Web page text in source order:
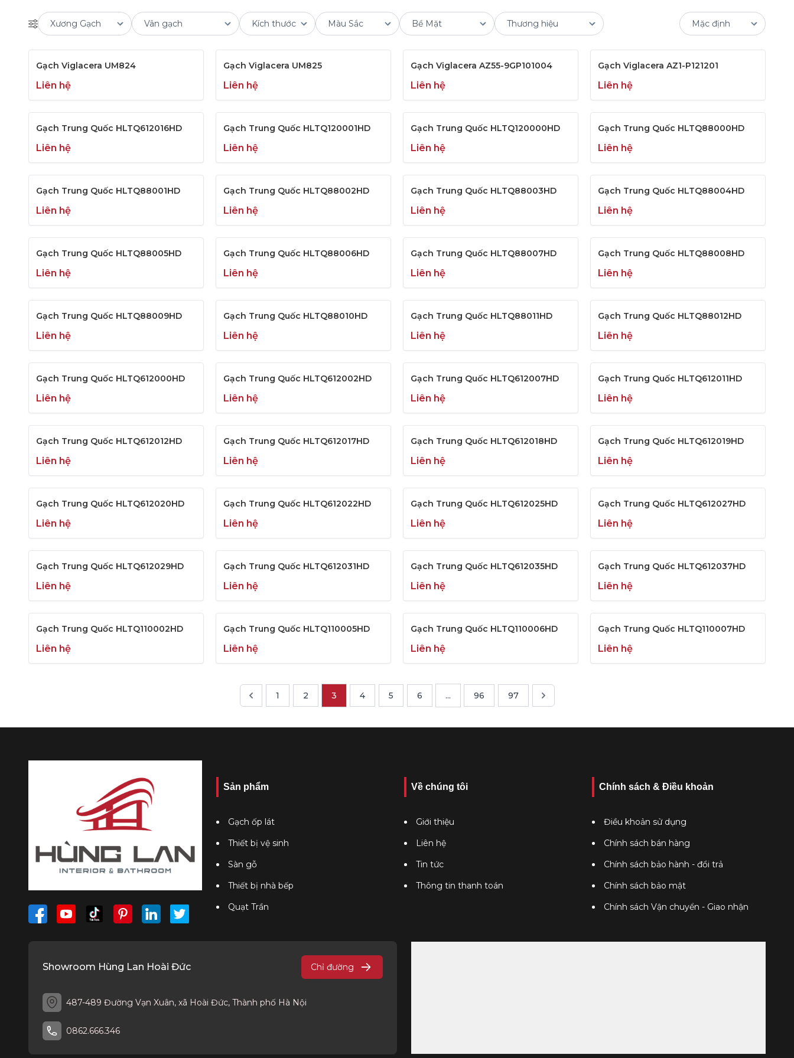
Gạch Viglacera UM824
Liên hệ
Gạch Viglacera UM825
Liên hệ
Gạch Viglacera AZ55-9GP101004
Liên hệ
Gạch Viglacera AZ1-P121201
Liên hệ
Gạch Trung Quốc HLTQ612016HD
Liên hệ
Gạch Trung Quốc HLTQ120001HD
Liên hệ
Gạch Trung Quốc HLTQ120000HD
Liên hệ
Gạch Trung Quốc HLTQ88000HD
Liên hệ
Gạch Trung Quốc HLTQ88001HD
Liên hệ
Gạch Trung Quốc HLTQ88002HD
Liên hệ
Gạch Trung Quốc HLTQ88003HD
Liên hệ
Gạch Trung Quốc HLTQ88004HD
Liên hệ
Gạch Trung Quốc HLTQ88005HD
Liên hệ
Gạch Trung Quốc HLTQ88006HD
Liên hệ
Gạch Trung Quốc HLTQ88007HD
Liên hệ
Gạch Trung Quốc HLTQ88008HD
Liên hệ
Gạch Trung Quốc HLTQ88009HD
Liên hệ
Gạch Trung Quốc HLTQ88010HD
Liên hệ
Gạch Trung Quốc HLTQ88011HD
Liên hệ
Gạch Trung Quốc HLTQ88012HD
Liên hệ
Gạch Trung Quốc HLTQ612000HD
Liên hệ
Gạch Trung Quốc HLTQ612002HD
Liên hệ
Gạch Trung Quốc HLTQ612007HD
Liên hệ
Gạch Trung Quốc HLTQ612011HD
Liên hệ
Gạch Trung Quốc HLTQ612012HD
Liên hệ
Gạch Trung Quốc HLTQ612017HD
Liên hệ
Gạch Trung Quốc HLTQ612018HD
Liên hệ
Gạch Trung Quốc HLTQ612019HD
Liên hệ
Gạch Trung Quốc HLTQ612020HD
Liên hệ
Gạch Trung Quốc HLTQ612022HD
Liên hệ
Gạch Trung Quốc HLTQ612025HD
Liên hệ
Gạch Trung Quốc HLTQ612027HD
Liên hệ
Gạch Trung Quốc HLTQ612029HD
Liên hệ
Gạch Trung Quốc HLTQ612031HD
Liên hệ
Gạch Trung Quốc HLTQ612035HD
Liên hệ
Gạch Trung Quốc HLTQ612037HD
Liên hệ
Gạch Trung Quốc HLTQ110002HD
Liên hệ
Gạch Trung Quốc HLTQ110005HD
Liên hệ
Gạch Trung Quốc HLTQ110006HD
Liên hệ
Gạch Trung Quốc HLTQ110007HD
Liên hệ
1 2 3 4 5 6 ... 96 97
Sản phẩm
Gạch ốp lát
Thiết bị vệ sinh
Sàn gỗ
Thiết bị nhà bếp
Quạt Trần
Về chúng tôi
Giới thiệu
Liên hệ
Tin tức
Thông tin thanh toán
Chính sách & Điều khoản
Điều khoản sử dụng
Chính sách bán hàng
Chính sách bảo hành - đổi trả
Chính sách bảo mật
Chính sách Vận chuyển - Giao nhận
Showroom Hùng Lan Hoài Đức Chỉ đường
487-489 Đường Vạn Xuân, xã Hoài Đức, Thành phố Hà Nội
0862.666.346